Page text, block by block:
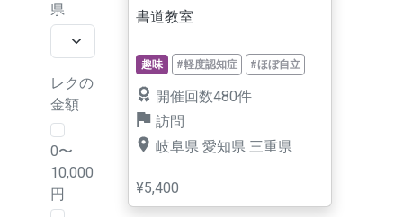
県
レクの
金額
0〜
10,000
円
書道教室
趣味 #軽度認知症 #ほぼ自立
開催回数480件
訪問
岐阜県 愛知県 三重県
¥5,400